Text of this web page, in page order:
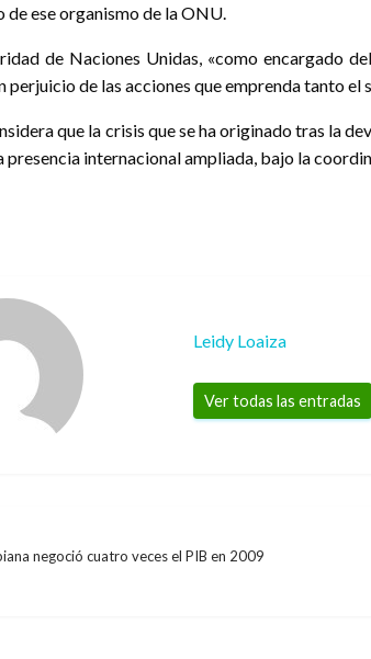
ese organismo de la ONU.
de Naciones Unidas, «como encargado
perjuicio de las acciones que emprenda tanto
que la crisis que se ha originado tras la
presencia internacional ampliada, bajo la
Leidy Loaiza
Ver todas las entradas
negoció cuatro veces el PIB en 2009